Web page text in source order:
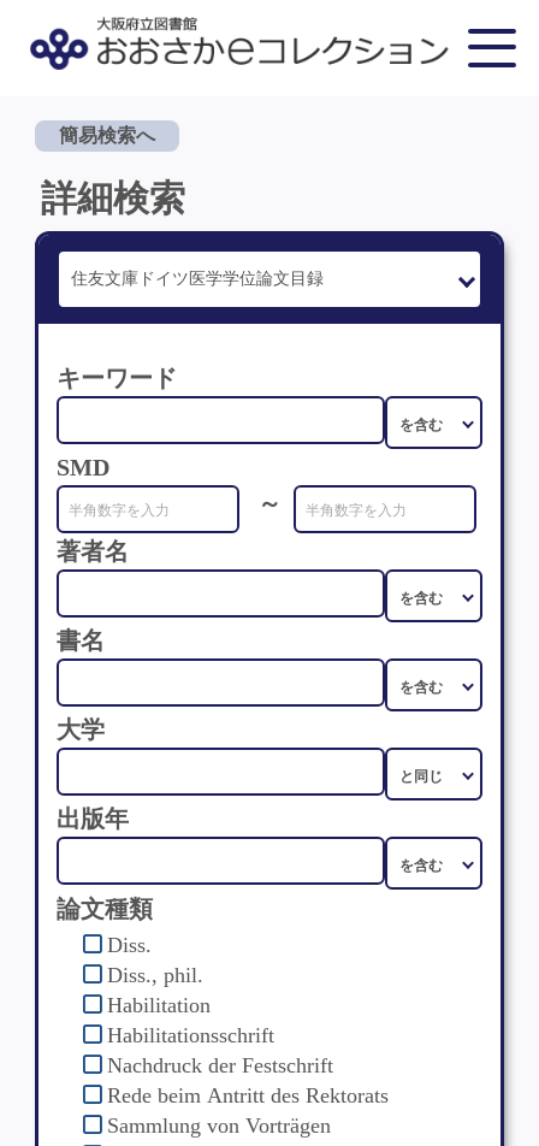
簡易検索へ
詳細検索
キーワード
SMD
～
著者名
書名
大学
出版年
論文種類
Diss.
Diss., phil.
Habilitation
Habilitationsschrift
Nachdruck der Festschrift
Rede beim Antritt des Rektorats
Sammlung von Vorträgen